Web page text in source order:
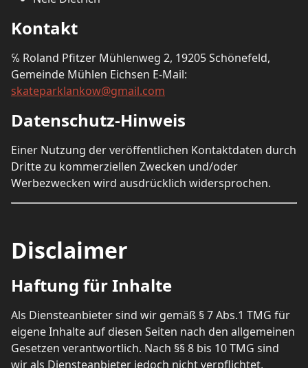
Kontakt
℅ Roland Pfitzer Mühlenweg 2, 19205 Schönefeld,
Gemeinde Mühlen Eichsen E-Mail:
skateparklankow@gmail.com
Datenschutz-Hinweis
Einer Nutzung der veröffentlichen Kontaktdaten durch
Dritte zu kommerziellen Zwecken und/oder
Werbezwecken wird ausdrücklich widersprochen.
Disclaimer
Haftung für Inhalte
Als Diensteanbieter sind wir gemäß § 7 Abs.1 TMG für
eigene Inhalte auf diesen Seiten nach den allgemeinen
Gesetzen verantwortlich. Nach §§ 8 bis 10 TMG sind
wir als Diensteanbieter jedoch nicht verpflichtet,